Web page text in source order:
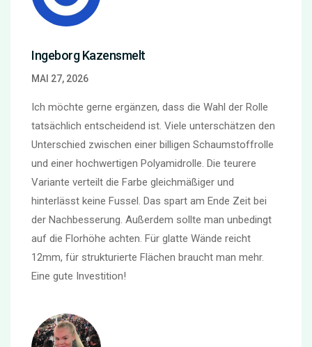
Ingeborg Kazensmelt
MAI 27, 2026
Ich möchte gerne ergänzen, dass die Wahl der Rolle
tatsächlich entscheidend ist. Viele unterschätzen den
Unterschied zwischen einer billigen Schaumstoffrolle
und einer hochwertigen Polyamidrolle. Die teurere
Variante verteilt die Farbe gleichmäßiger und
hinterlässt keine Fussel. Das spart am Ende Zeit bei
der Nachbesserung. Außerdem sollte man unbedingt
auf die Florhöhe achten. Für glatte Wände reicht
12mm, für strukturierte Flächen braucht man mehr.
Eine gute Investition!